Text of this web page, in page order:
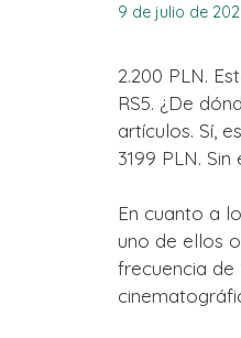
9 de julio de
2.200 PLN.
RS5. ¿De
artículos. Sí,
3199 PLN.
En cuanto a
uno de ellos
frecuencia de